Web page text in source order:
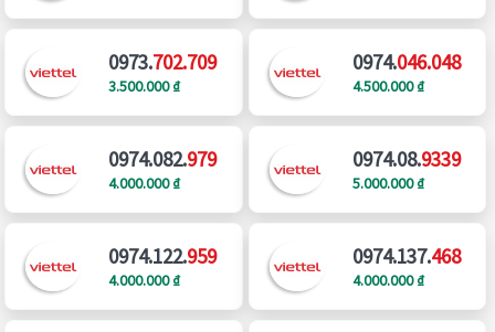
0973.702.709
3.500.000 ₫
0974.046.048
4.500.000 ₫
0974.082.979
4.000.000 ₫
0974.08.9339
5.000.000 ₫
0974.122.959
4.000.000 ₫
0974.137.468
4.000.000 ₫